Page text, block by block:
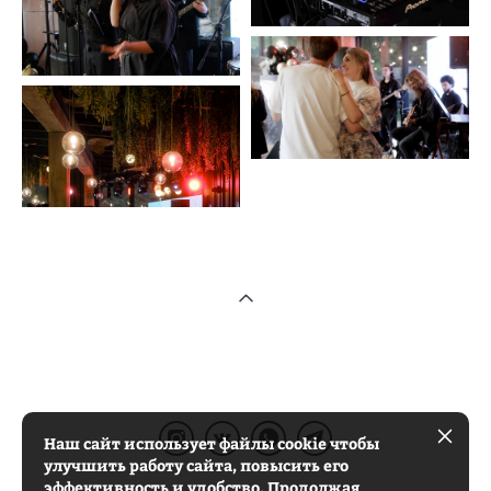
......
Наш сайт использует файлы cookie чтобы
улучшить работу сайта, повысить его